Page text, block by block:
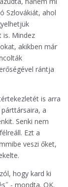
Szlovákiát, ahol
is. Mindez
akikben már
rántja
is arra
a
Senki nem
Ezt a
veszi őket,
hogy kard ki
- mondta. OK.